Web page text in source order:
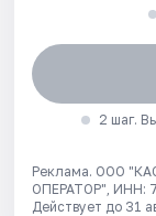
2 шаг.
Реклама. ООО
ОПЕРАТОР", ИНН:
Действует до 31